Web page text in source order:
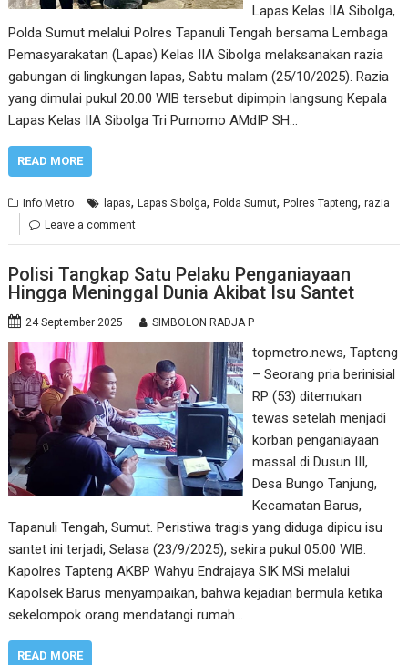
Lapas Kelas IIA Sibolga,
Polda Sumut melalui Polres Tapanuli Tengah bersama Lembaga
Pemasyarakatan (Lapas) Kelas IIA Sibolga melaksanakan razia
gabungan di lingkungan lapas, Sabtu malam (25/10/2025). Razia
yang dimulai pukul 20.00 WIB tersebut dipimpin langsung Kepala
Lapas Kelas IIA Sibolga Tri Purnomo AMdIP SH…
READ MORE
Info Metro lapas,Lapas Sibolga,Polda Sumut,Polres Tapteng,razia
Leave a comment
Polisi Tangkap Satu Pelaku Penganiayaan
Hingga Meninggal Dunia Akibat Isu Santet
24 September 2025 SIMBOLON RADJA P
topmetro.news, Tapteng
– Seorang pria berinisial
RP (53) ditemukan
tewas setelah menjadi
korban penganiayaan
massal di Dusun III,
Desa Bungo Tanjung,
Kecamatan Barus,
Tapanuli Tengah, Sumut. Peristiwa tragis yang diduga dipicu isu
santet ini terjadi, Selasa (23/9/2025), sekira pukul 05.00 WIB.
Kapolres Tapteng AKBP Wahyu Endrajaya SIK MSi melalui
Kapolsek Barus menyampaikan, bahwa kejadian bermula ketika
sekelompok orang mendatangi rumah…
READ MORE